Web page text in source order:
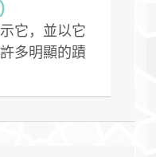
它，並以它
多明顯的蹟